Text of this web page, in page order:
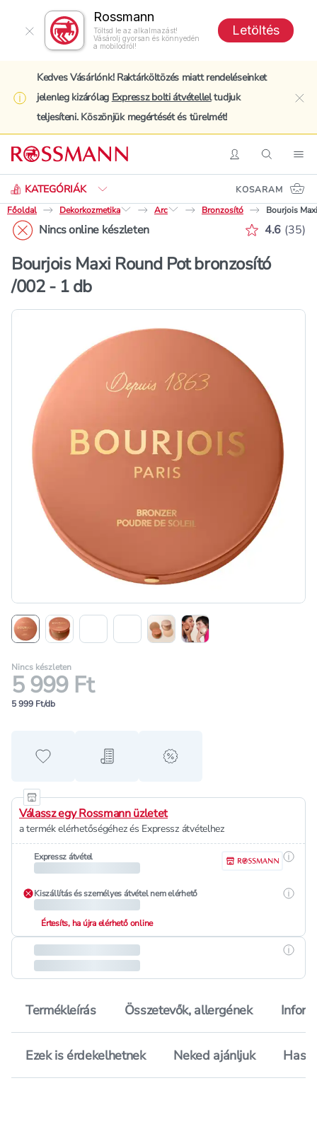
Rossmann
Töltsd le az alkalmazást!
Vásárolj gyorsan és könnyedén
a mobilodról!
Letöltés
Kedves Vásárlónk! Raktárköltözés miatt rendeléseinket
jelenleg kizárólag Expressz bolti átvételleltudjuk
teljesíteni. Köszönjük megértését és türelmét!
BelépésKeresés
KATEGÓRIÁK
Keresés
KOSARAM
Főoldal
Dekorkozmetika Arc Bronzosító Bourjois
Nincs online készleten Értékelés
4.6 (35)
Bourjois Maxi Round Pot bronzosító
/002 - 1 db
Nincs készleten
5 999 Ft
5 999 Ft/db
Hozzáadás a kedvencekhez
Hozzáadás a bevásárló listához
alert when on sale
Válassz egy Rossmann üzletet
a termék elérhetőségéhez és Expressz átvételhez
Expressz átvétel
Kiszállítás és személyes átvétel nem elérhető
Értesíts, ha újra elérhető online
Termékleírás Összetevők, allergének
Ezek is érdekelhetnek Neked ajánljuk